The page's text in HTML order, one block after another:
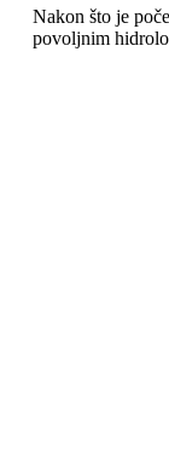
Nakon što je
povoljnim